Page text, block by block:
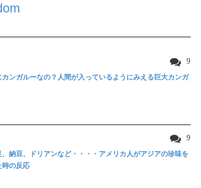
9
カンガルーなの？人間が入っているようにみえる巨大カンガ
9
、納豆、ドリアンなど・・・・アメリカ人がアジアの珍味を
時の反応